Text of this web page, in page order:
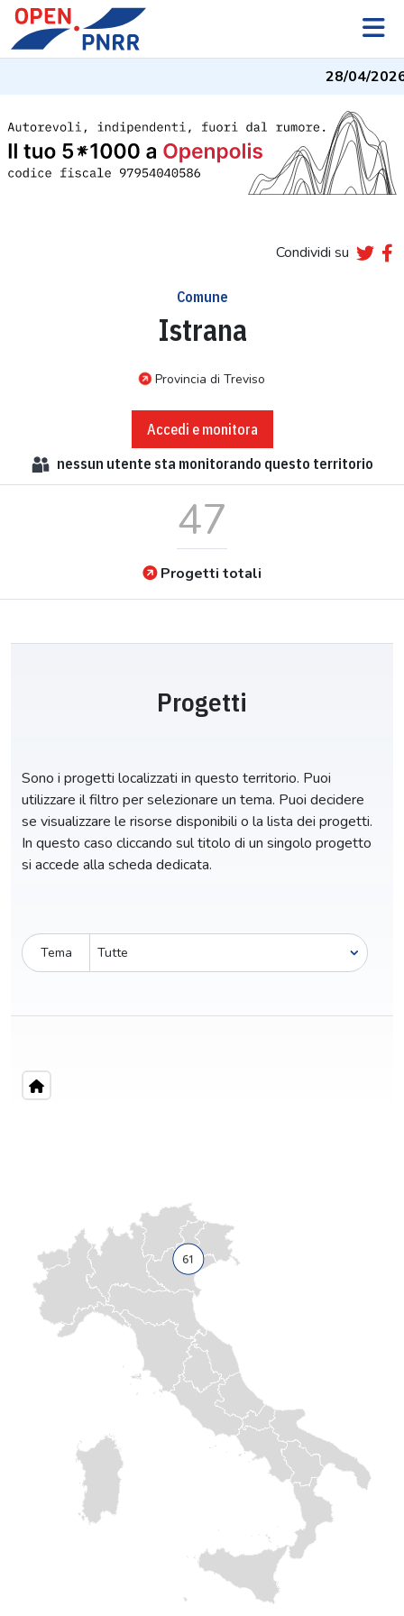
28/04/2026
Condividi su
Comune
Istrana
Provincia di Treviso
Accedi e monitora
nessun utente sta monitorando questo territorio
47
Progetti totali
Progetti
Sono i progetti localizzati in questo territorio. Puoi
utilizzare il filtro per selezionare un tema. Puoi decidere
se visualizzare le risorse disponibili o la lista dei progetti.
In questo caso cliccando sul titolo di un singolo progetto
si accede alla scheda dedicata.
Tema